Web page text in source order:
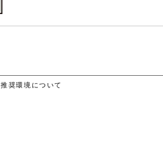
推奨環境について